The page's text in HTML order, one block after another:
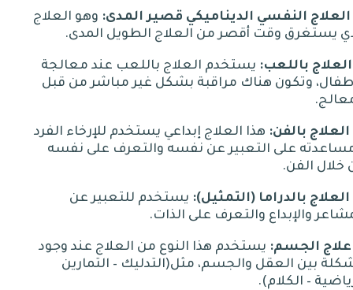
: وهو العلاج
يستغرق وقت أقصر من العلاج الطويل المدى.
باللعب: يستخدم العلاج باللعب عند معالجة
وتكون هناك مراقبة بشكل غير مباشر من قبل
.
بالفن: هذا العلاج إبداعي يستخدم للإرخاء الفرد
على التعبير عن نفسه والتعرف على نفسه
خلال الفن.
بالدراما (التمثيل): يستخدم للتعبير عن
والإبداع والتعرف على الذات.
الجسم: يستخدم هذا النوع من العلاج عند وجود
بين العقل والجسم، مثل(التدليك – التمارين
– الكلام).